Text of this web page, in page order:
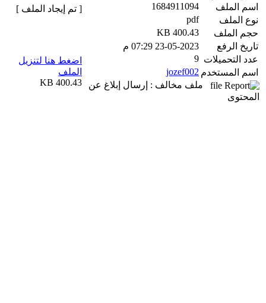
اسم الملف
1684911094
نوع الملف
pdf
حجم الملف
400.43 KB
تاريخ الرفع
23-05-2023 07:29 م
عدد التحميلات 9
اسم المستخدم jozef002
ملف مخالف : إرسال إبلاغ عن
المحتوى
[ تم إيجاد الملف ]
اضغط هنا لتنزيل
الملف
400.43 KB